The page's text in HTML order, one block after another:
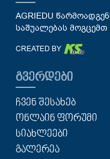
AGRIEDU
საშუალებას
CREATED BY
ᲒᲕᲔᲠᲓᲔᲑᲘ
ᲩᲕᲔᲜ ᲨᲔᲡᲐᲮᲔᲑ
ᲝᲜᲚᲐᲘᲜ ᲤᲝᲠᲣᲛᲘ
ᲡᲘᲐᲮᲚᲔᲔᲑᲘ
ᲒᲐᲚᲔᲠᲔᲐ